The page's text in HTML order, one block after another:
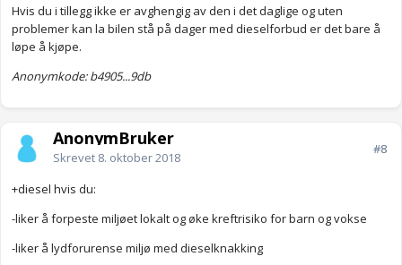
Hvis du i tillegg ikke er avghengig av den i det daglige og uten
problemer kan la bilen stå på dager med dieselforbud er det bare å
løpe å kjøpe.
Anonymkode: b4905...9db
AnonymBruker
Skrevet 8. oktober 2018
#8
+diesel hvis du:
-liker å forpeste miljøet lokalt og øke kreftrisiko for barn og vokse
-liker å lydforurense miljø med dieselknakking